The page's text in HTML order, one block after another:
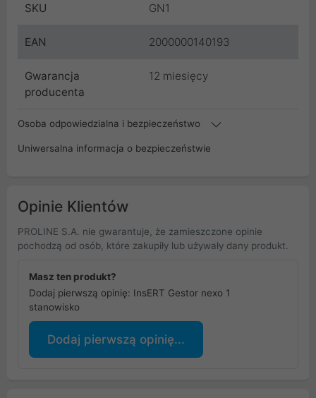
SKU GN1
EAN 2000000140193
Gwarancja
producenta
12 miesięcy
Osoba odpowiedzialna i bezpieczeństwo
Uniwersalna informacja o bezpieczeństwie
Opinie Klientów
PROLINE S.A. nie gwarantuje, że zamieszczone opinie
pochodzą od osób, które zakupiły lub używały dany produkt.
Masz ten produkt?
Dodaj pierwszą opinię: InsERT Gestor nexo 1
stanowisko
Dodaj pierwszą opinię...